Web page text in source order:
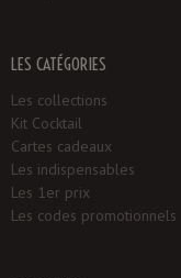
LES CATÉGORIES
Les collections
Kit Cocktail
Cartes cadeaux
Les indispensables
Les 1er prix
Les codes promotionnels